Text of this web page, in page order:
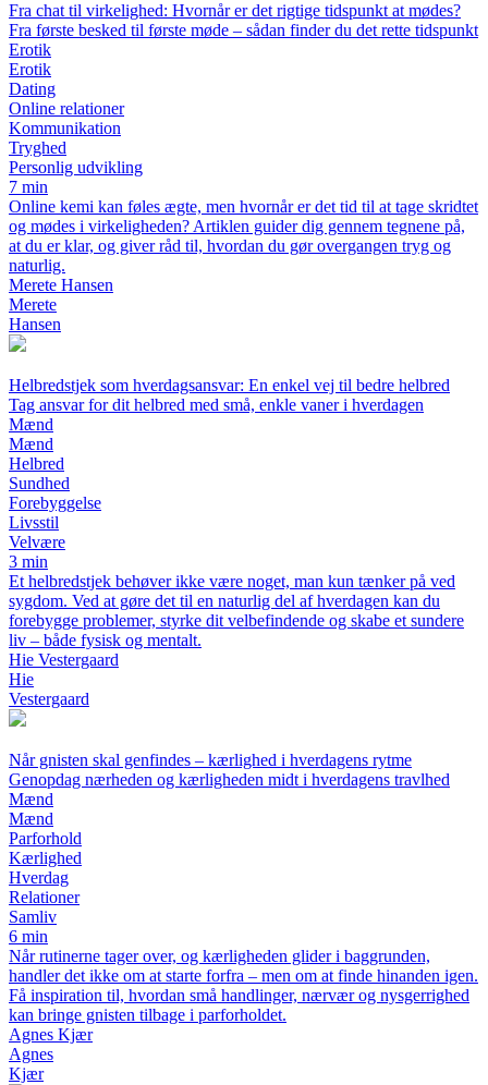
Fra chat til virkelighed: Hvornår er det rigtige tidspunkt at mødes?
Fra første besked til første møde – sådan finder du det rette tidspunkt
Erotik
Erotik
Dating
Online relationer
Kommunikation
Tryghed
Personlig udvikling
7 min
Online kemi kan føles ægte, men hvornår er det tid til at tage skridtet
og mødes i virkeligheden? Artiklen guider dig gennem tegnene på,
at du er klar, og giver råd til, hvordan du gør overgangen tryg og
naturlig.
Merete Hansen
Merete
Hansen
Helbredstjek som hverdagsansvar: En enkel vej til bedre helbred
Tag ansvar for dit helbred med små, enkle vaner i hverdagen
Mænd
Mænd
Helbred
Sundhed
Forebyggelse
Livsstil
Velvære
3 min
Et helbredstjek behøver ikke være noget, man kun tænker på ved
sygdom. Ved at gøre det til en naturlig del af hverdagen kan du
forebygge problemer, styrke dit velbefindende og skabe et sundere
liv – både fysisk og mentalt.
Hie Vestergaard
Hie
Vestergaard
Når gnisten skal genfindes – kærlighed i hverdagens rytme
Genopdag nærheden og kærligheden midt i hverdagens travlhed
Mænd
Mænd
Parforhold
Kærlighed
Hverdag
Relationer
Samliv
6 min
Når rutinerne tager over, og kærligheden glider i baggrunden,
handler det ikke om at starte forfra – men om at finde hinanden igen.
Få inspiration til, hvordan små handlinger, nærvær og nysgerrighed
kan bringe gnisten tilbage i parforholdet.
Agnes Kjær
Agnes
Kjær